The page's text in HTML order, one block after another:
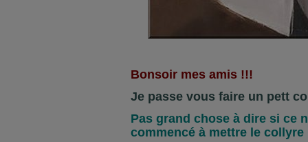
Bonsoir mes amis !!!
Je passe vous faire un pett
Pas grand chose à dire si ce
commencé à mettre le collyre